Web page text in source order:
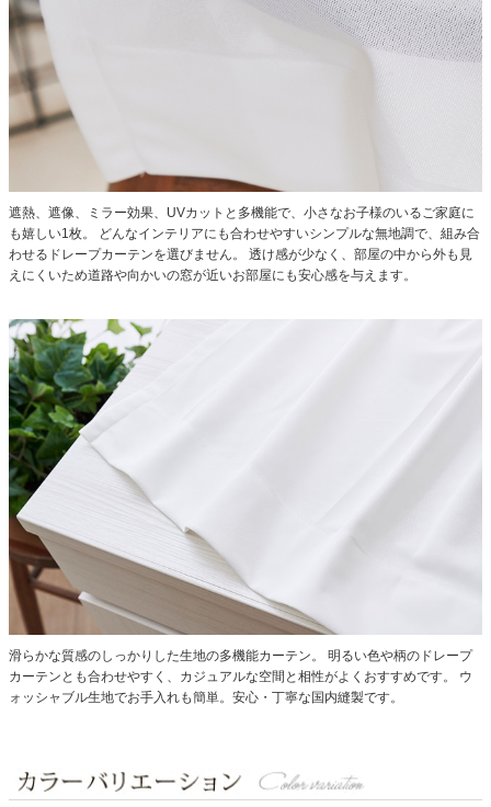
遮熱、遮像、ミラー効果、UVカットと多機能で、小さなお子様のいるご家庭に
も嬉しい1枚。
どんなインテリアにも合わせやすいシンプルな無地調で、組み合
わせるドレープカーテンを選びません。
透け感が少なく、部屋の中から外も見
えにくいため道路や向かいの窓が近いお部屋にも安心感を与えます。
滑らかな質感のしっかりした生地の多機能カーテン。
明るい色や柄のドレープ
カーテンとも合わせやすく、カジュアルな空間と相性がよくおすすめです。
ウ
ォッシャブル生地でお手入れも簡単。安心・丁寧な国内縫製です。